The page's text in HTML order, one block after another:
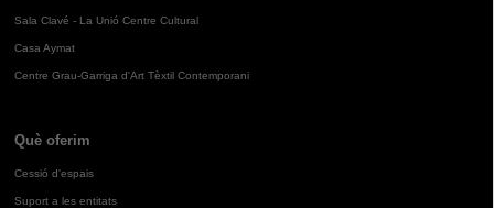
Sala Clavé - La Unió Centre Cultural
Casa Aymat
Centre Grau-Garriga d'Art Tèxtil Contemporani
Què oferim
Cessió d'espais
Suport a les entitats